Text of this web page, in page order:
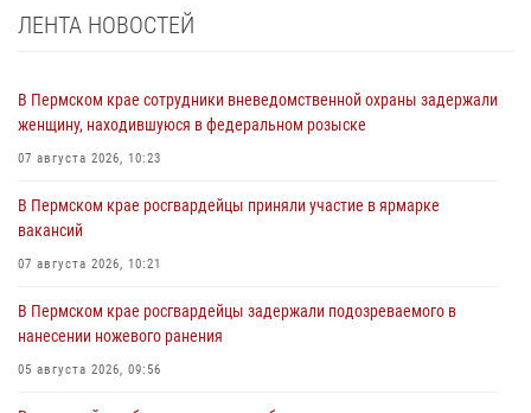
ЛЕНТА НОВОСТЕЙ
В Пермском крае сотрудники вневедомственной охраны задержали
женщину, находившуюся в федеральном розыске
07 августа 2026, 10:23
В Пермском крае росгвардейцы приняли участие в ярмарке
вакансий
07 августа 2026, 10:21
В Пермском крае росгвардейцы задержали подозреваемого в
нанесении ножевого ранения
05 августа 2026, 09:56